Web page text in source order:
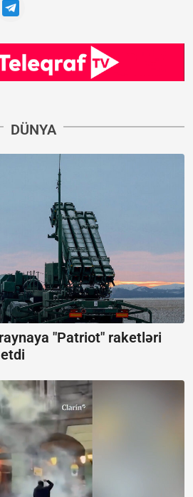
DÜNYA
"Patriot" raketləri